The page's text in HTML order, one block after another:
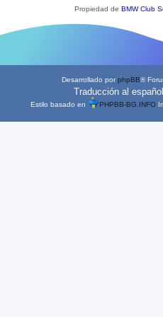
Propiedad de BMW Club
Desarrollado porphpBB®
Traducción al
Estilo basado en PHPBB-BG.INFO